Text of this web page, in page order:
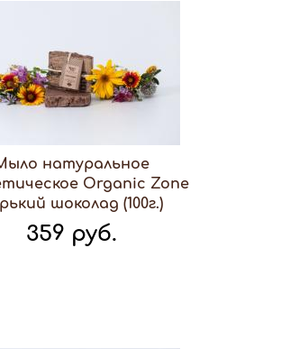
натуральное
Organic Zone
шоколад (100г.)
359 руб.